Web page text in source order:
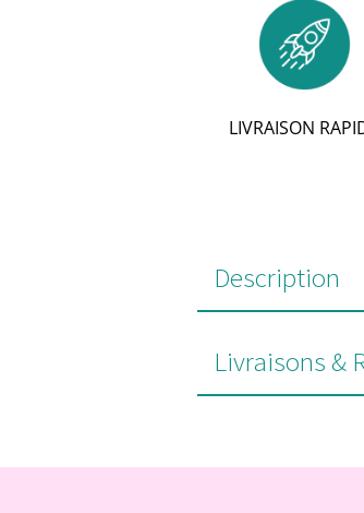
LIVRAISON
Description
Livraisons &